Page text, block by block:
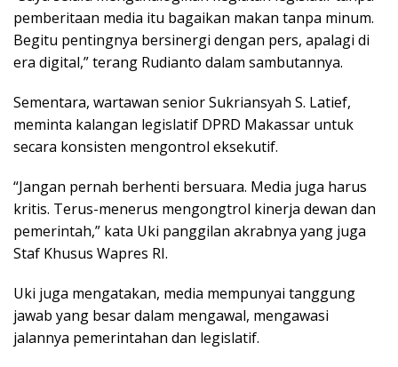
pemberitaan media itu bagaikan makan tanpa minum.
Begitu pentingnya bersinergi dengan pers, apalagi di
era digital,” terang Rudianto dalam sambutannya.
Sementara, wartawan senior Sukriansyah S. Latief,
meminta kalangan legislatif DPRD Makassar untuk
secara konsisten mengontrol eksekutif.
“Jangan pernah berhenti bersuara. Media juga harus
kritis. Terus-menerus mengongtrol kinerja dewan dan
pemerintah,” kata Uki panggilan akrabnya yang juga
Staf Khusus Wapres RI.
Uki juga mengatakan, media mempunyai tanggung
jawab yang besar dalam mengawal, mengawasi
jalannya pemerintahan dan legislatif.